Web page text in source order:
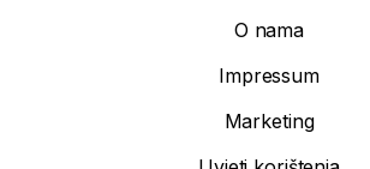
O nama
Impressum
Marketing